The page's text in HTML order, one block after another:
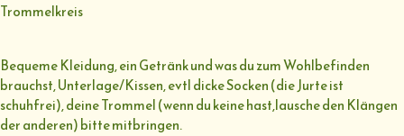
Trommelkreis
Bequeme Kleidung, ein Getränk und was du zum Wohlbefinden
brauchst, Unterlage/Kissen, evtl dicke Socken (die Jurte ist
schuhfrei), deine Trommel (wenn du keine hast,lausche den Klängen
der anderen) bitte mitbringen.